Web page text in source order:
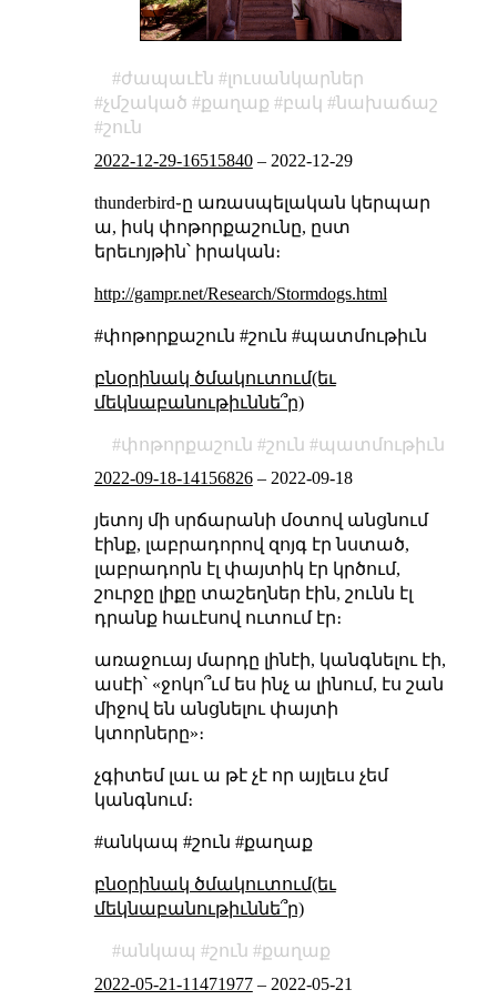
ժապաւէն
լուսանկարներ
չմշակած
քաղաք բակ
նախաճաշ
շուն
2022-12-29-16515840– 2022-12-29
thunderbird֊ը առասպելական կերպար
ա, իսկ փոթորքաշունը, ըստ
երեւոյթին՝ իրական։
http://gampr.net/Research/Stormdogs.html
#փոթորքաշուն #շուն #պատմութիւն
բնօրինակ ծմակուտում(եւ
մեկնաբանութիւննե՞ր)
փոթորքաշուն շուն
պատմութիւն
2022-09-18-14156826– 2022-09-18
յետոյ մի սրճարանի մօտով անցնում
էինք, լաբրադորով զոյգ էր նստած,
լաբրադորն էլ փայտիկ էր կրծում,
շուրջը լիքը տաշեղներ էին, շունն էլ
դրանք հաւէսով ուտում էր։
առաջուայ մարդը լինէի, կանգնելու էի,
ասէի՝ «ջոկո՞ւմ ես ինչ ա լինում, էս շան
միջով են անցնելու փայտի
կտորները»։
չգիտեմ լաւ ա թէ չէ որ այլեւս չեմ
կանգնում։
#անկապ #շուն #քաղաք
բնօրինակ ծմակուտում(եւ
մեկնաբանութիւննե՞ր)
անկապ շուն
քաղաք
2022-05-21-11471977– 2022-05-21